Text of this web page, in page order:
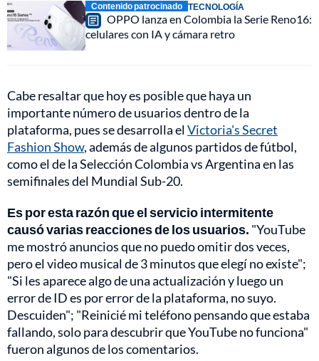
Contenido patrocinado TECNOLOGÍA
OPPO lanza en Colombia la Serie Reno16:
celulares con IA y cámara retro
Cabe resaltar que hoy es posible que haya un
importante número de usuarios dentro de la
plataforma, pues se desarrolla elVictoria's Secret
Fashion Show, además de algunos partidos de fútbol,
como el de la Selección Colombia vs Argentina en las
semifinales del Mundial Sub-20.
Es por esta razón que el servicio intermitente
causó varias reacciones de los usuarios. "YouTube
me mostró anuncios que no puedo omitir dos veces,
pero el video musical de 3 minutos que elegí no existe";
"Si les aparece algo de una actualización y luego un
error de ID es por error de la plataforma, no suyo.
Descuiden"; "Reinicié mi teléfono pensando que estaba
fallando, solo para descubrir que YouTube no funciona"
fueron algunos de los comentarios.